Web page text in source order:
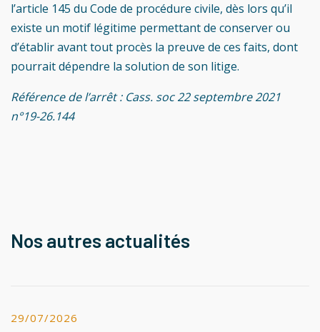
l’article 145 du Code de procédure civile, dès lors qu’il
existe un motif légitime permettant de conserver ou
d’établir avant tout procès la preuve de ces faits, dont
pourrait dépendre la solution de son litige.
Référence de l’arrêt : Cass. soc 22 septembre 2021
n°19-26.144
Nos autres actualités
29/07/2026